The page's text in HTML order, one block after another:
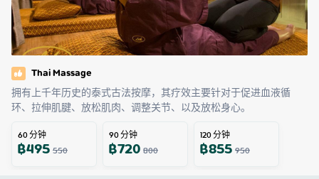
Thai Massage
拥有上千年历史的泰式古法按摩，其疗效主要针对于促进血液循
环、拉伸肌腱、放松肌肉、调整关节、以及放松身心。
60分钟
฿495550
90分钟
฿720800
120分钟
฿855950